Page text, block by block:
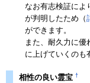
なお有志検証によ
が判明したため（
ができます。
また、耐久力に優
に上げていくのも
相性の良い霊宝 †